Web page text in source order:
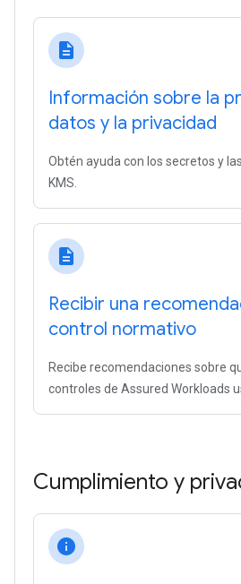
description
Información sobre la
datos y la privacidad
Obtén ayuda con los secretos y
KMS.
description
Recibir una
control normativo
Recibe recomendaciones sobre
controles de Assured Workloads
Cumplimiento y
info